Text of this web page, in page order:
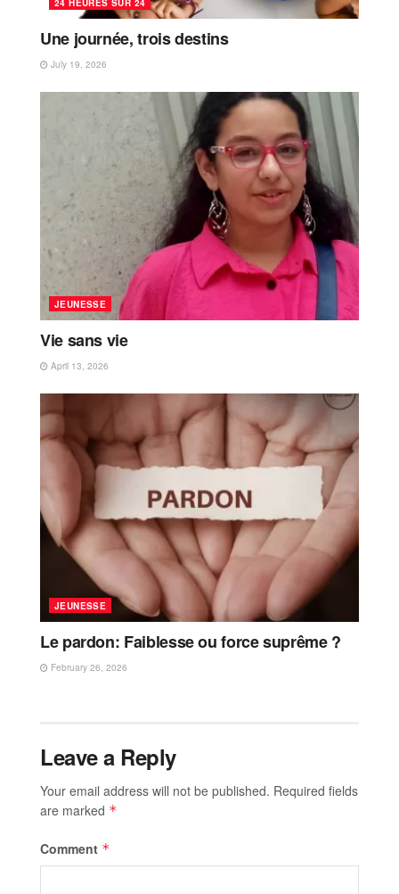
Une journée, trois destins
July 19, 2026
JEUNESSE
Vie sans vie
April 13, 2026
JEUNESSE
Le pardon: Faiblesse ou force suprême ?
February 26, 2026
Leave a Reply
Your email address will not be published. Required fields
are marked *
Comment *